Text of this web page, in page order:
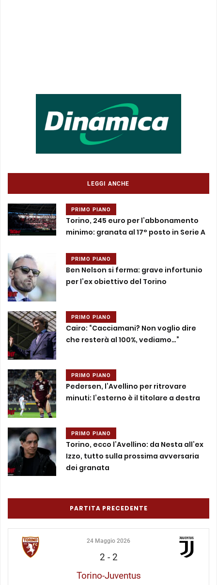
LEGGI ANCHE
PRIMO PIANO
Torino, 245 euro per l’abbonamento
minimo: granata al 17° posto in Serie A
PRIMO PIANO
Ben Nelson si ferma: grave infortunio
per l’ex obiettivo del Torino
PRIMO PIANO
Cairo: “Cacciamani? Non voglio dire
che resterà al 100%, vediamo…”
PRIMO PIANO
Pedersen, l’Avellino per ritrovare
minuti: l’esterno è il titolare a destra
PRIMO PIANO
Torino, ecco l’Avellino: da Nesta all’ex
Izzo, tutto sulla prossima avversaria
dei granata
PARTITA PRECEDENTE
24 Maggio 2026
2 - 2
Torino-Juventus